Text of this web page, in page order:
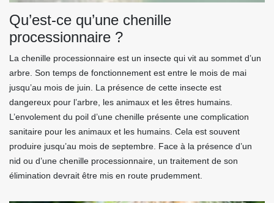
Qu’est-ce qu’une chenille
processionnaire ?
La chenille processionnaire est un insecte qui vit au sommet d’un
arbre. Son temps de fonctionnement est entre le mois de mai
jusqu’au mois de juin. La présence de cette insecte est
dangereux pour l’arbre, les animaux et les êtres humains.
L’envolement du poil d’une chenille présente une complication
sanitaire pour les animaux et les humains. Cela est souvent
produire jusqu’au mois de septembre. Face à la présence d’un
nid ou d’une chenille processionnaire, un traitement de son
élimination devrait être mis en route prudemment.